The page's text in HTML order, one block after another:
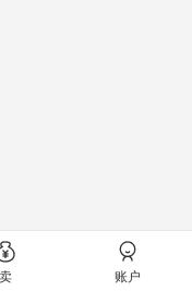
卖 账户